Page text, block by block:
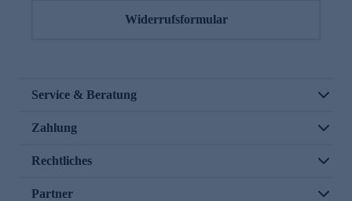
Widerrufsformular
Service & Beratung
Zahlung
Rechtliches
Partner